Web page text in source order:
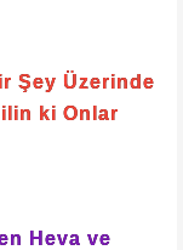
Şey Üzerinde
ki Onlar
Heva ve